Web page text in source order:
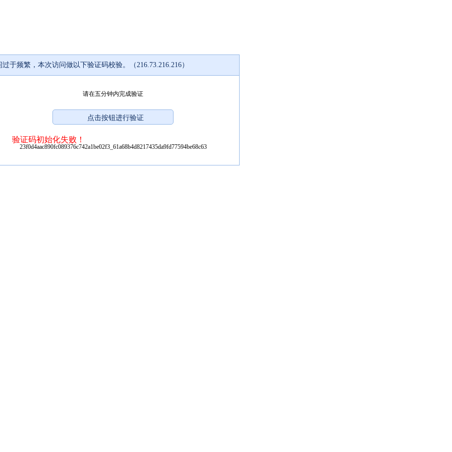
过于频繁，本次访问做以下验证码校验。（216.73.216.216）
请在五分钟内完成验证
验证码初始化失败！
23f0d4aac890fc089376c742a1be02f3_61a68b4d8217435da9fd77594be68c63